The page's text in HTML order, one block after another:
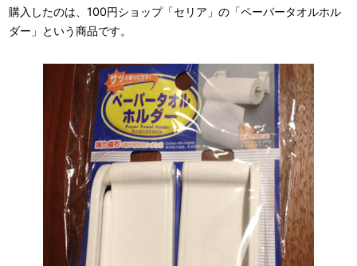
購入したのは、100円ショップ「セリア」の「ペーパータオルホル
ダー」という商品です。